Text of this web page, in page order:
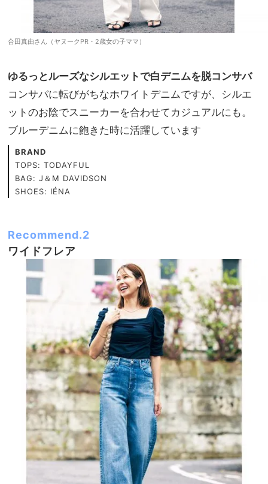
合田真由さん（ヤヌークPR・2歳女の子ママ）
ゆるっとルーズなシルエットで白デニムを脱コンサバ
コンサバに転びがちなホワイトデニムですが、シルエ
ットのお陰でスニーカーを合わせてカジュアルにも。
ブルーデニムに飽きた時に活躍しています
BRAND
TOPS: TODAYFUL
BAG: J＆M DAVIDSON
SHOES: IÉNA
Recommend.2
ワイドフレア